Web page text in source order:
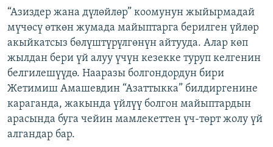
БИЗ ЖАНА ДҮЙНӨ
ДАНИСТЕ
ЭЖЕ-СИҢДИЛЕР
АЗАТТЫК+
ЫҢГАЙСЫЗ СУРООЛОР
Русский
ОНЛАЙН ШЕРИНЕ
ЭЕ/АРнун бардык сайттары
“Азиздер жана дүлөйлөр” коомунун жыйырмадай
мүчөсү өткөн жумада майыптарга берилген үйлөр
акыйкатсыз бөлүштүрүлгөнүн айтууда. Алар көп
жылдан бери үй алуу үчүн кезекке туруп келгенин
белгилешүүдө. Нааразы болгондордун бири
Жетимиш Амашевдин “Азаттыкка” билдиргенине
караганда, жакында үйлүү болгон майыптардын
арасында буга чейин мамлекеттен үч-төрт жолу үй
алгандар бар.